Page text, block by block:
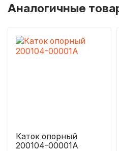
Аналогичные
Каток опорный
200104-00001A